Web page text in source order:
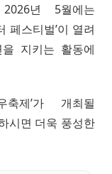
년 5월에는
페스티벌’이 열려
지키는 활동에
제’가 개최될
시면 더욱 풍성한